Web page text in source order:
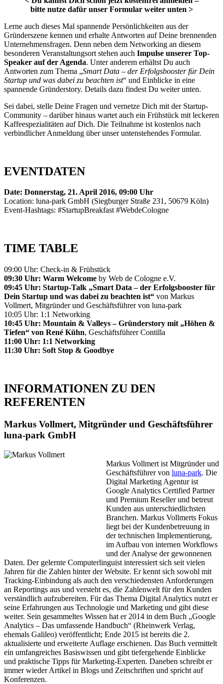
bitte nutze dafür unser Formular weiter unten >
Lerne auch dieses Mal spannende Persönlichkeiten aus der
Gründerszene kennen und erhalte Antworten auf Deine brennenden
Unternehmensfragen. Denn neben dem Networking an diesem
besonderen Veranstaltungsort stehen auch Impulse unserer Top-
Speaker auf der Agenda. Unter anderem erhältst Du auch
Antworten zum Thema „Smart Data – der Erfolgsbooster für Dein
Startup und was dabei zu beachten ist“ und Einblicke in eine
spannende Gründerstory. Details dazu findest Du weiter unten.
Sei dabei, stelle Deine Fragen und vernetze Dich mit der Startup-
Community – darüber hinaus wartet auch ein Frühstück mit leckeren
Kaffeespezialitäten auf Dich. Die Teilnahme ist kostenlos nach
verbindlicher Anmeldung über unser untenstehendes Formular.
EVENTDATEN
Date: Donnerstag, 21. April 2016, 09:00 Uhr
Location: luna-park GmbH (Siegburger Straße 231, 50679 Köln)
Event-Hashtags: #StartupBreakfast #WebdeCologne
TIME TABLE
09:00 Uhr: Check-in & Frühstück
09:30 Uhr: Warm Welcome by Web de Cologne e.V.
09:45 Uhr: Startup-Talk „Smart Data – der Erfolgsbooster für
Dein Startup und was dabei zu beachten ist“ von Markus
Vollmert, Mitgründer und Geschäftsführer von luna-park
10:05 Uhr: 1:1 Networking
10:45 Uhr: Mountain & Valleys – Gründerstory mit „Höhen &
Tiefen“ von René Kühn, Geschäftsführer Contilla
11:00 Uhr: 1:1 Networking
11:30 Uhr: Soft Stop & Goodbye
INFORMATIONEN ZU DEN
REFERENTEN
Markus Vollmert, Mitgründer und Geschäftsführer
luna-park GmbH
Markus Vollmert ist Mitgründer und
Geschäftsführer von luna-park. Die
Digital Marketing Agentur ist
Google Analytics Certified Partner
und Premium Reseller und betreut
Kunden aus unterschiedlichsten
Branchen. Markus Vollmerts Fokus
liegt bei der Kundenbetreuung in
der technischen Implementierung,
im Aufbau von internen Workflows
und der Analyse der gewonnenen
Daten. Der gelernte Computerlinguist interessiert sich seit vielen
Jahren für die Zahlen hinter der Website. Er kennt sich sowohl mit
Tracking-Einbindung als auch den verschiedensten Anforderungen
an Reportings aus und versteht es, die Zahlenwelt für den Kunden
verständlich aufzubereiten. Für das Thema Digital Analytics nutzt er
seine Erfahrungen aus Technologie und Marketing und gibt diese
weiter. Sein gesammeltes Wissen hat er 2014 in dem Buch „Google
Analytics – Das umfassende Handbuch“ (Rheinwerk Verlag,
ehemals Galileo) veröffentlicht; Ende 2015 ist bereits die 2.
aktualisierte und erweiterte Auflage erschienen. Das Buch vermittelt
ein umfangreiches Basiswissen und gibt tiefergehende Einblicke
und praktische Tipps für Marketing-Experten. Daneben schreibt er
immer wieder Artikel in Blogs und Zeitschriften und spricht auf
Konferenzen.